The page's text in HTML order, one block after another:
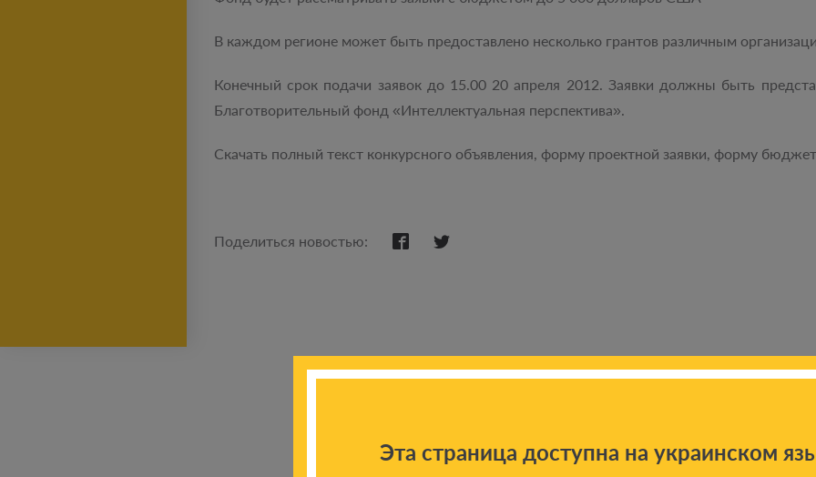
В каждом регионе может быть предоставлено несколько грантов различным
Конечный срок подачи заявок до 15.00 20 апреля 2012. Заявки должны быть
Благотворительный фонд «Интеллектуальная перспектива».
Скачать полный текст конкурсного объявления, форму проектной заявки, форму
Поделиться новостью:
Эта страница доступна на украинском